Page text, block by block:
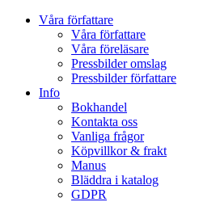
Våra författare
Våra författare
Våra föreläsare
Pressbilder omslag
Pressbilder författare
Info
Bokhandel
Kontakta oss
Vanliga frågor
Köpvillkor & frakt
Manus
Bläddra i katalog
GDPR